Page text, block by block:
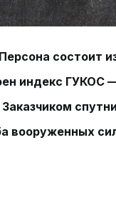
состоит
индекс ГУКОС
вооруженных